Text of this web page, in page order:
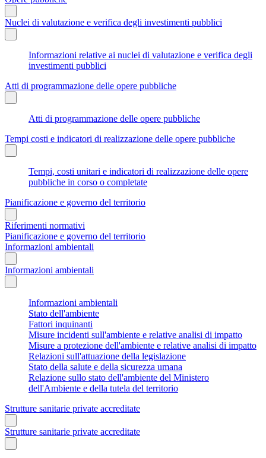
Nuclei di valutazione e verifica degli investimenti pubblici
Informazioni relative ai nuclei di valutazione e verifica degli
investimenti pubblici
Atti di programmazione delle opere pubbliche
Atti di programmazione delle opere pubbliche
Tempi costi e indicatori di realizzazione delle opere pubbliche
Tempi, costi unitari e indicatori di realizzazione delle opere
pubbliche in corso o completate
Pianificazione e governo del territorio
Riferimenti normativi
Pianificazione e governo del territorio
Informazioni ambientali
Informazioni ambientali
Informazioni ambientali
Stato dell'ambiente
Fattori inquinanti
Misure incidenti sull'ambiente e relative analisi di impatto
Misure a protezione dell'ambiente e relative analisi di impatto
Relazioni sull'attuazione della legislazione
Stato della salute e della sicurezza umana
Relazione sullo stato dell'ambiente del Ministero
dell'Ambiente e della tutela del territorio
Strutture sanitarie private accreditate
Strutture sanitarie private accreditate